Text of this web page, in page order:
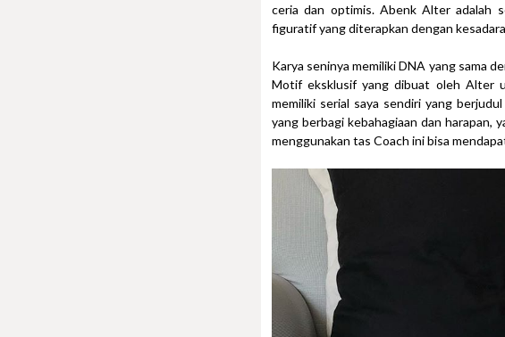
ceria dan optimis. Abenk Alter adalah
figuratif yang diterapkan dengan
Karya seninya memiliki DNA yang sama
Motif eksklusif yang dibuat oleh Alter
memiliki serial saya sendiri yang
yang berbagi kebahagiaan dan harapan,
menggunakan tas Coach ini bisa